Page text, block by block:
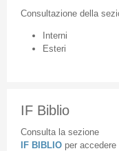
Consultazione della
Interni
Esteri
IF Biblio
Consulta la sezione
IF BIBLIO per